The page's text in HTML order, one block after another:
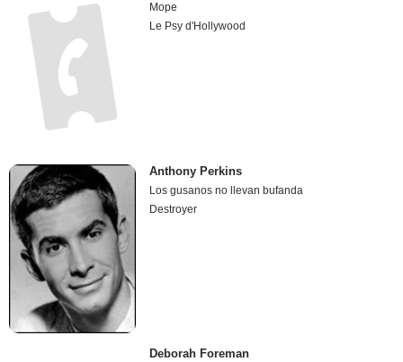
Mope
Le Psy d'Hollywood
Anthony Perkins
Los gusanos no llevan bufanda
Destroyer
Deborah Foreman